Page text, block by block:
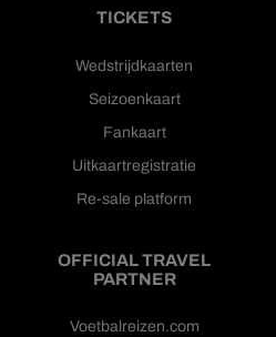
TICKETS
Wedstrijdkaarten
Seizoenkaart
Fankaart
Uitkaartregistratie
Re-sale platform
OFFICIAL TRAVEL
PARTNER
Voetbalreizen.com